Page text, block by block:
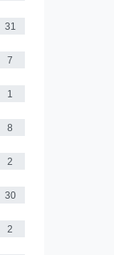
31
7
1
8
2
30
2